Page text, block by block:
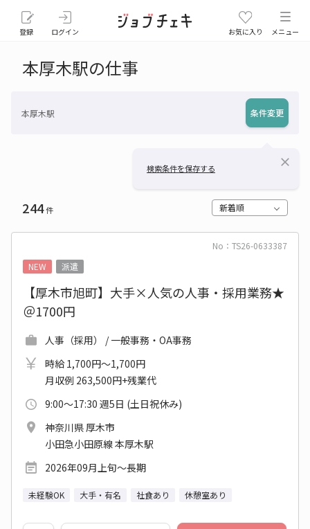
登録 ログイン お気に入り メニュー
本厚木駅の仕事
本厚木駅 条件変更
検索条件を保存する close
244件 新着順
No：TS26-0633387
NEW
派遣
【厚木市旭町】大手×人気の人事・採用業務★
＠1700円
人事（採用） / 一般事務・OA事務
時給 1,700円～1,700円
月収例 263,500円+残業代
9:00～17:30 週5日 (土日祝休み)
神奈川県 厚木市
小田急小田原線 本厚木駅
2026年09月上旬～長期
未経験OK 大手・有名 社食あり 休憩室あり